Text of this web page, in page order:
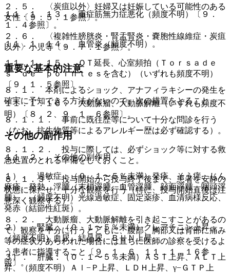
２．５． 〈炭疽以外〉妊婦又は妊娠している可能性のある
女性〔９．５．１参照〕。
２．６． 〈複雑性膀胱炎・腎盂腎炎・嚢胞性線維症・炭疽
以外〉小児等〔９．７．１参照〕。
重要な基本的注意
８．１． 本剤によるショック、アナフィラキシーの発生を
確実に予知できる方法がないので、次の措置をとること。
８．１．１． 事前に既往歴等について十分な問診を行う
（なお、抗生物質等によるアレルギー歴は必ず確認する）。
８．１．２． 投与に際しては、必ずショック等に対する救
急処置のとれる準備をしておくこと。
８．１．３． 投与開始から投与終了後まで、患者を安静の
状態に保たせ、十分な観察を行う（特に、投与開始直後は注
意深く観察する）。
８．２． 大動脈瘤、大動脈解離を引き起こすことがあるの
で、観察を十分に行うとともに、腹部、胸部又は背部に痛み
等の症状があらわれた場合には直ちに医師の診察を受けるよ
う患者に指導すること〔９．１．６、１１．１．１６参
照〕。
１１．１．１３． 重症筋無力症悪化（頻度不明）〔９．
１．４参照〕。
１１．１．１４． 血管炎（頻度不明）。
１１．１．１５． ＱＴ延長、心室頻拍（Ｔｏｒｓａｄｅ
ｓ ｄｅ ｐｏｉｎｔｅｓを含む）（いずれも頻度不明）
〔９．１．５参照〕。
１１．１．１６． 大動脈瘤、大動脈解離（いずれも頻度不
明）〔８．２、９．１．６参照〕。
その他の副作用
１１．２． その他の副作用
１）． 過敏症：（０．１〜５％未満）発疹、そう痒、じん
麻疹、発熱、浮腫（末梢浮腫、血管浮腫、顔面浮腫、咽頭浮
腫）、（頻度不明）光線過敏症、固定薬疹、血清病様反応、
発赤（結節性紅斑）。
２）． 腎臓：（０．１〜５％未満）クレアチニン上昇、
（頻度不明）血尿、結晶尿、ＢＵＮ上昇。
３）． 肝臓：（０．１〜５％未満）ＡＳＴ上昇、ＡＬＴ上
昇、（頻度不明）Ａｌ−Ｐ上昇、ＬＤＨ上昇、γ−ＧＴＰ上